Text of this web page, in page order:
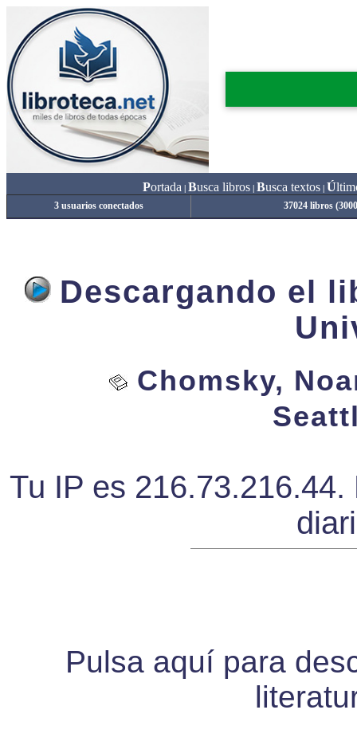
Portada Busca libros| Busca textos| Ú
3 usuarios conectados 37024 libros
Descargando el
Chomsky,
Tu IP es
Pulsa aquí para